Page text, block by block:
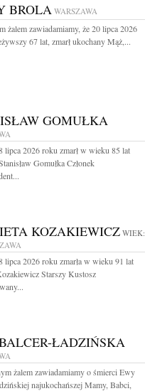
BROLA WARSZAWA
żalem zawiadamiamy, że 20 lipca 2026
67 lat, zmarł ukochany Mąż,...
GOMUŁKA
lipca 2026 roku zmarł w wieku 85 lat
Gomułka Członek
KOZAKIEWICZ WIEK:
lipca 2026 roku zmarła w wieku 91 lat
Starszy Kustosz
ŁADZIŃSKA
żalem zawiadamiamy o śmierci Ewy
najukochańszej Mamy, Babci,